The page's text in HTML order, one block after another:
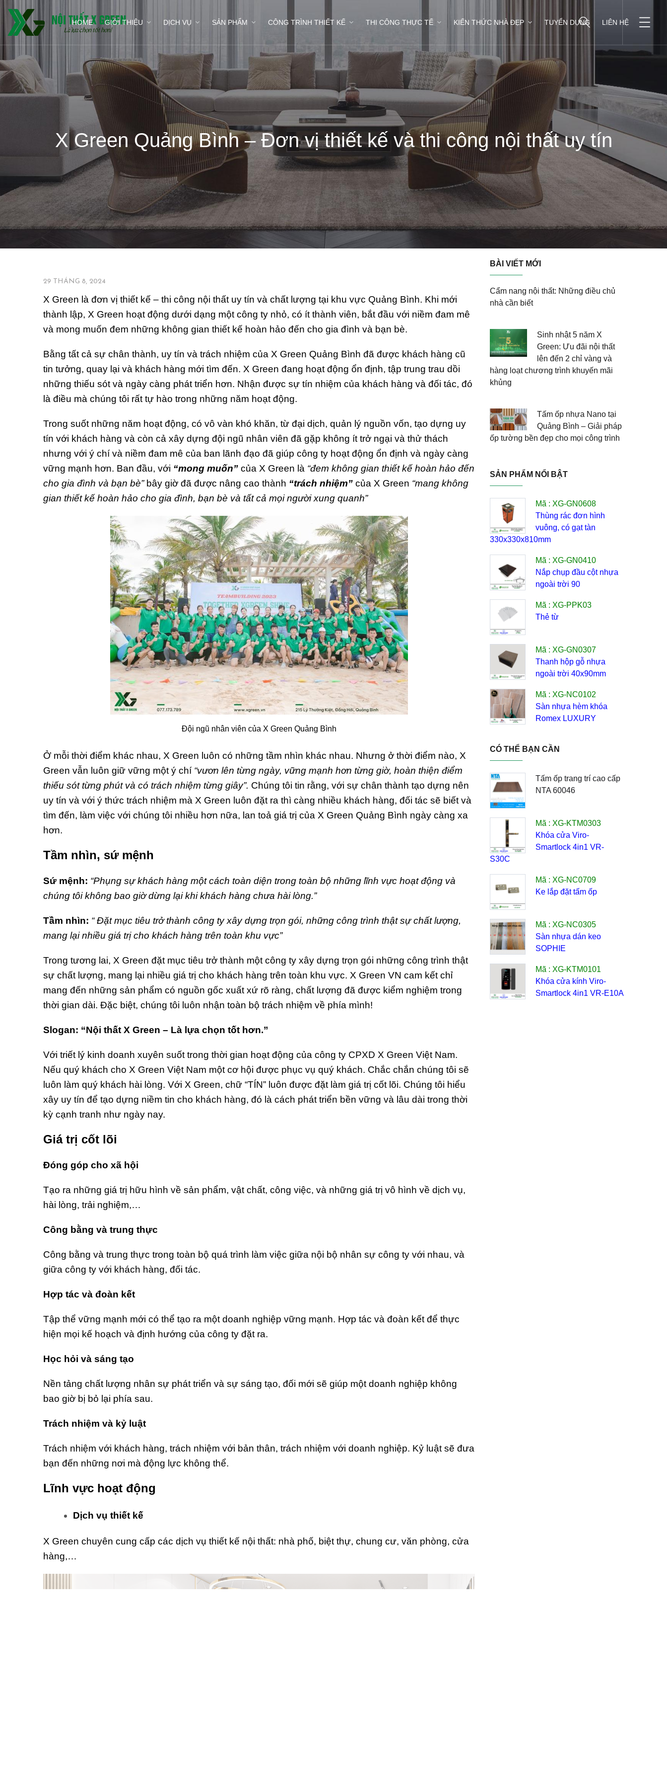
HOME GIỚI THIỆU DỊCH VỤ SẢN PHẨM CÔNG TRÌNH THIẾT KẾ THI CÔNG THỰC TẾ KIẾN THỨC NHÀ ĐẸP TUYỂN DỤNG LIÊN HỆ
X Green Quảng Bình – Đơn vị thiết kế và thi công nội thất uy tín
GIỚI THIỆU
29 THÁNG 8, 2024
X Green là đơn vị thiết kế – thi công nội thất uy tín và chất lượng tại khu vực Quảng Bình. Khi mới
thành lập, X Green hoạt động dưới dạng một công ty nhỏ, có ít thành viên, bắt đầu với niềm đam mê
và mong muốn đem những không gian thiết kế hoàn hảo đến cho gia đình và bạn bè.
Bằng tất cả sự chân thành, uy tín và trách nhiệm của X Green Quảng Bình đã được khách hàng cũ
tin tưởng, quay lại và khách hàng mới tìm đến. X Green đang hoạt động ổn định, tập trung trau dồi
những thiếu sót và ngày càng phát triển hơn. Nhận được sự tín nhiệm của khách hàng và đối tác, đó
là điều mà chúng tôi rất tự hào trong những năm hoạt động.
Trong suốt những năm hoạt động, có vô vàn khó khăn, từ đại dịch, quản lý nguồn vốn, tạo dựng uy
tín với khách hàng và còn cả xây dựng đội ngũ nhân viên đã gặp không ít trở ngại và thử thách
nhưng với ý chí và niềm đam mê của ban lãnh đạo đã giúp công ty hoạt động ổn định và ngày càng
vững mạnh hơn. Ban đầu, với “mong muốn” của X Green là “đem không gian thiết kế hoàn hảo đến
cho gia đình và bạn bè” bây giờ đã được nâng cao thành “trách nhiệm” của X Green “mang không
gian thiết kế hoàn hảo cho gia đình, bạn bè và tất cả mọi người xung quanh”
Đội ngũ nhân viên của X Green Quảng Bình
Ở mỗi thời điểm khác nhau, X Green luôn có những tầm nhìn khác nhau. Nhưng ở thời điểm nào, X
Green vẫn luôn giữ vững một ý chí “vươn lên từng ngày, vững mạnh hơn từng giờ, hoàn thiện điểm
thiếu sót từng phút và có trách nhiệm từng giây”. Chúng tôi tin rằng, với sự chân thành tạo dựng nên
uy tín và với ý thức trách nhiệm mà X Green luôn đặt ra thì càng nhiều khách hàng, đối tác sẽ biết và
tìm đến, làm việc với chúng tôi nhiều hơn nữa, lan toả giá trị của X Green Quảng Bình ngày càng xa
hơn.
Tầm nhìn, sứ mệnh
Sứ mệnh: “Phụng sự khách hàng một cách toàn diện trong toàn bộ những lĩnh vực hoạt động và
chúng tôi không bao giờ dừng lại khi khách hàng chưa hài lòng.”
Tầm nhìn: “ Đặt mục tiêu trở thành công ty xây dựng trọn gói, những công trình thật sự chất lượng,
mang lại nhiều giá trị cho khách hàng trên toàn khu vực”
Trong tương lai, X Green đặt mục tiêu trở thành một công ty xây dựng trọn gói những công trình thật
sự chất lượng, mang lại nhiều giá trị cho khách hàng trên toàn khu vực. X Green VN cam kết chỉ
mang đến những sản phẩm có nguồn gốc xuất xứ rõ ràng, chất lượng đã được kiểm nghiệm trong
thời gian dài. Đặc biệt, chúng tôi luôn nhận toàn bộ trách nhiệm về phía mình!
Slogan: “Nội thất X Green – Là lựa chọn tốt hơn.”
Với triết lý kinh doanh xuyên suốt trong thời gian hoạt động của công ty CPXD X Green Việt Nam.
Nếu quý khách cho X Green Việt Nam một cơ hội được phục vụ quý khách. Chắc chắn chúng tôi sẽ
luôn làm quý khách hài lòng. Với X Green, chữ “TÍN” luôn được đặt làm giá trị cốt lõi. Chúng tôi hiểu
xây uy tín để tạo dựng niềm tin cho khách hàng, đó là cách phát triển bền vững và lâu dài trong thời
kỳ cạnh tranh như ngày nay.
Giá trị cốt lõi
Đóng góp cho xã hội
Tạo ra những giá trị hữu hình về sản phẩm, vật chất, công việc, và những giá trị vô hình về dịch vụ,
hài lòng, trải nghiệm,…
Công bằng và trung thực
Công bằng và trung thực trong toàn bộ quá trình làm việc giữa nội bộ nhân sự công ty với nhau, và
giữa công ty với khách hàng, đối tác.
Hợp tác và đoàn kết
Tập thể vững mạnh mới có thể tạo ra một doanh nghiệp vững mạnh. Hợp tác và đoàn kết để thực
hiện mọi kế hoạch và định hướng của công ty đặt ra.
Học hỏi và sáng tạo
Nền tảng chất lượng nhân sự phát triển và sự sáng tạo, đối mới sẽ giúp một doanh nghiệp không
bao giờ bị bỏ lại phía sau.
Trách nhiệm và kỷ luật
Trách nhiệm với khách hàng, trách nhiệm với bản thân, trách nhiệm với doanh nghiệp. Kỷ luật sẽ đưa
bạn đến những nơi mà động lực không thể.
Lĩnh vực hoạt động
Dịch vụ thiết kế
X Green chuyên cung cấp các dịch vụ thiết kế nội thất: nhà phố, biệt thự, chung cư, văn phòng, cửa
hàng,…
BÀI VIẾT MỚI
Cẩm nang nội thất: Những điều chủ
nhà cần biết
Sinh nhật 5 năm X
Green: Ưu đãi nội thất
lên đến 2 chỉ vàng và
hàng loạt chương trình khuyến mãi
khủng
Tấm ốp nhựa Nano tại
Quảng Bình – Giải pháp
ốp tường bền đẹp cho mọi công trình
SẢN PHẨM NỔI BẬT
Mã : XG-GN0608
Thùng rác đơn hình
vuông, có gạt tàn
330x330x810mm
Mã : XG-GN0410
Nắp chụp đầu cột nhựa
ngoài trời 90
Mã : XG-PPK03
Thẻ từ
Mã : XG-GN0307
Thanh hộp gỗ nhựa
ngoài trời 40x90mm
Mã : XG-NC0102
Sàn nhựa hèm khóa
Romex LUXURY
CÓ THỂ BẠN CẦN
Tấm ốp trang trí cao cấp
NTA 60046
Mã : XG-KTM0303
Khóa cửa Viro-
Smartlock 4in1 VR-
S30C
Mã : XG-NC0709
Ke lắp đặt tấm ốp
Mã : XG-NC0305
Sàn nhựa dán keo
SOPHIE
Mã : XG-KTM0101
Khóa cửa kính Viro-
Smartlock 4in1 VR-E10A